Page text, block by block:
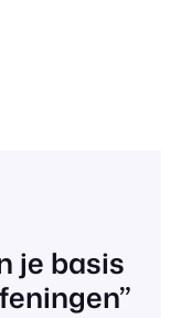
je basis